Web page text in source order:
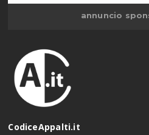
annuncio
CodiceAppalti.it